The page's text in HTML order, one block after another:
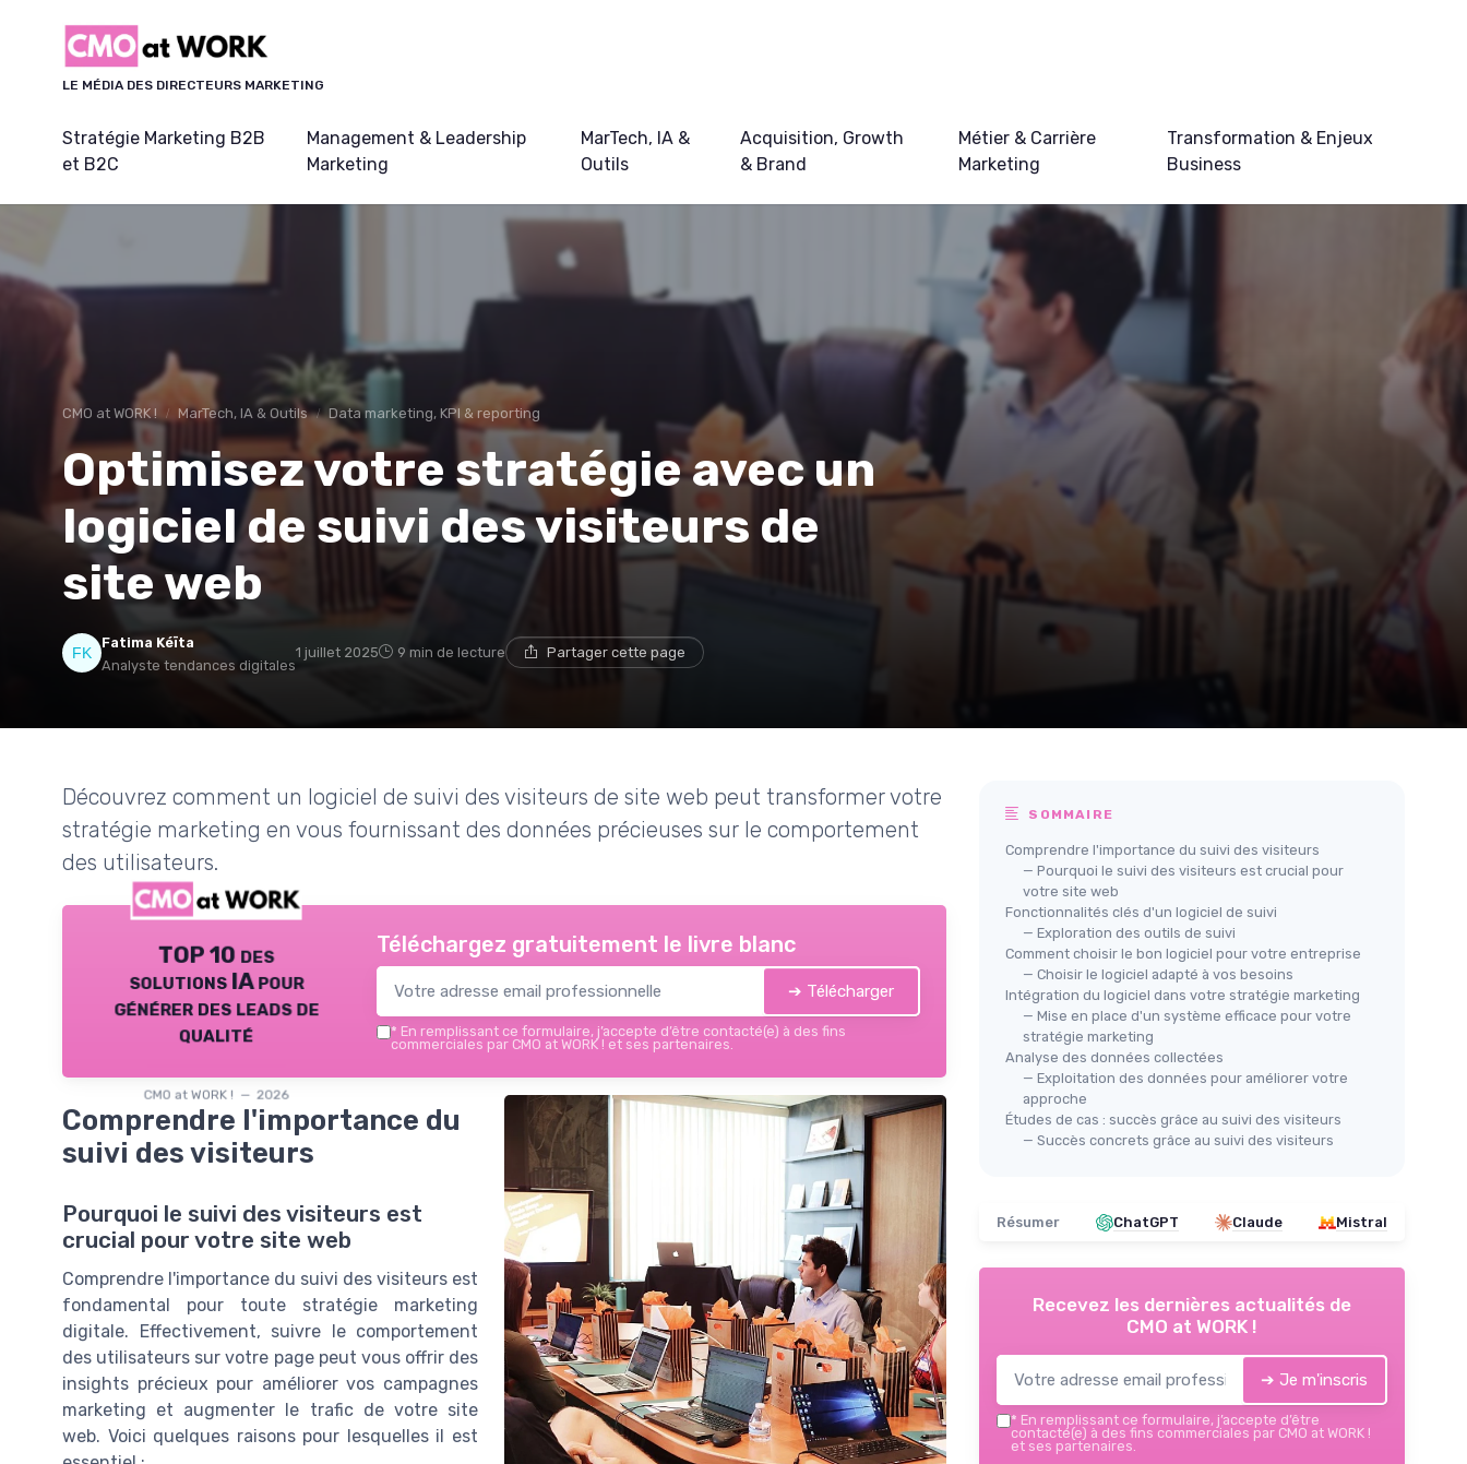
LE MÉDIA DES DIRECTEURS MARKETING
Stratégie Marketing B2B
et B2C
Management & Leadership
Marketing
MarTech, IA &
Outils
Acquisition, Growth
& Brand
Métier & Carrière
Marketing
Transformation & Enjeux
Business
CMO at WORK ! MarTech, IA & Outils Data marketing, KPI & reporting
Optimisez votre stratégie avec un
logiciel de suivi des visiteurs de
site web
Fatima Kéïta
Analyste tendances digitales
1 juillet 2025 9 min de lecture Partager cette page
Découvrez comment un logiciel de suivi des visiteurs de site web peut transformer votre
stratégie marketing en vous fournissant des données précieuses sur le comportement
des utilisateurs.
TOP 10 des
solutions IA pour
générer des leads de
qualité
CMO at WORK ! — 2026
Téléchargez gratuitement le livre blanc
➔ Télécharger
* En remplissant ce formulaire, j’accepte d’être contacté(e) à des fins
commerciales par CMO at WORK ! et ses partenaires.
Comprendre l'importance du
suivi des visiteurs
Pourquoi le suivi des visiteurs est
crucial pour votre site web
Comprendre l'importance du suivi des visiteurs est
fondamental pour toute stratégie marketing
digitale. Effectivement, suivre le comportement
des utilisateurs sur votre page peut vous offrir des
insights précieux pour améliorer vos campagnes
marketing et augmenter le trafic de votre site
web. Voici quelques raisons pour lesquelles il est
SOMMAIRE
Comprendre l'importance du suivi des visiteurs
— Pourquoi le suivi des visiteurs est crucial pour
votre site web
Fonctionnalités clés d'un logiciel de suivi
— Exploration des outils de suivi
Comment choisir le bon logiciel pour votre entreprise
— Choisir le logiciel adapté à vos besoins
Intégration du logiciel dans votre stratégie marketing
— Mise en place d'un système efficace pour votre
stratégie marketing
Analyse des données collectées
— Exploitation des données pour améliorer votre
approche
Études de cas : succès grâce au suivi des visiteurs
— Succès concrets grâce au suivi des visiteurs
Résumer ChatGPT Claude Mistral
Recevez les dernières actualités de
CMO at WORK !
➔ Je m'inscris
* En remplissant ce formulaire, j’accepte d’être
contacté(e) à des fins commerciales par CMO at WORK !
et ses partenaires.